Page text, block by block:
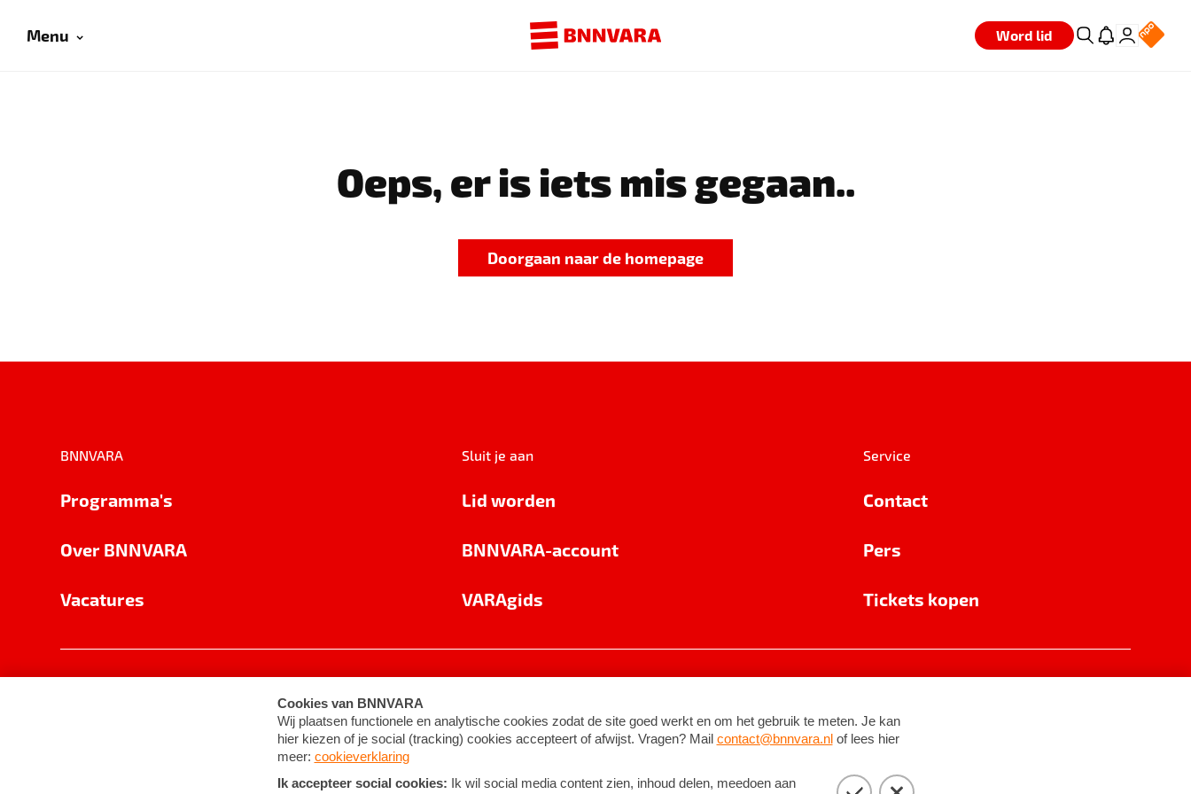
Menu Word lid
Oeps, er is iets mis gegaan..
Doorgaan naar de homepage
BNNVARA
Programma's
Over BNNVARA
Vacatures
Sluit je aan
Lid worden
BNNVARA-account
VARAgids
Service
Contact
Pers
Tickets kopen
Cookie-instellingen Algemene voorwaarden ©2026BNNVARA